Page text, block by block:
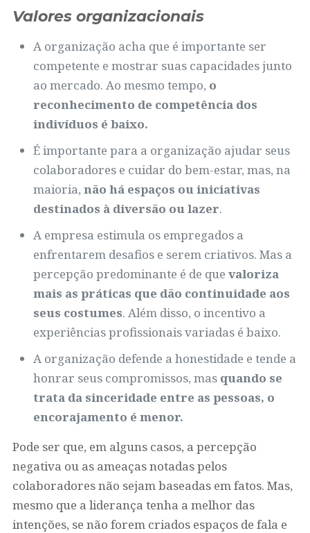
Valores organizacionais
A organização acha que é importante ser
competente e mostrar suas capacidades junto
ao mercado. Ao mesmo tempo, o
reconhecimento de competência dos
indivíduos é baixo.
É importante para a organização ajudar seus
colaboradores e cuidar do bem-estar, mas, na
maioria, não há espaços ou iniciativas
destinados à diversão ou lazer.
A empresa estimula os empregados a
enfrentarem desafios e serem criativos. Mas a
percepção predominante é de que valoriza
mais as práticas que dão continuidade aos
seus costumes. Além disso, o incentivo a
experiências profissionais variadas é baixo.
A organização defende a honestidade e tende a
honrar seus compromissos, mas quando se
trata da sinceridade entre as pessoas, o
encorajamento é menor.
Pode ser que, em alguns casos, a percepção
negativa ou as ameaças notadas pelos
colaboradores não sejam baseadas em fatos. Mas,
mesmo que a liderança tenha a melhor das
intenções, se não forem criados espaços de fala e